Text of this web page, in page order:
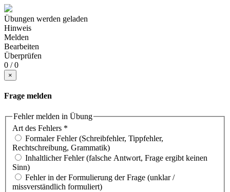
Übungen werden geladen
Hinweis
Melden
Bearbeiten
Überprüfen
0 / 0
×
Frage melden
Fehler melden in Übung
Art des Fehlers *
Formaler Fehler (Schreibfehler, Tippfehler,
Rechtschreibung, Grammatik)
Inhaltlicher Fehler (falsche Antwort, Frage ergibt keinen
Sinn)
Fehler in der Formulierung der Frage (unklar /
missverständlich formuliert)